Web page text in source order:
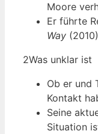
Moore
Er führte
Way
2Was unklar ist
Ob er und
Kontakt
Seine
Situation